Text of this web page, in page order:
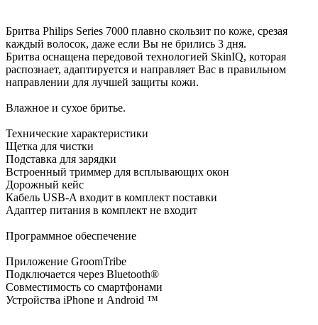
Бритва Philips Series 7000 плавно скользит по коже, срезая
каждый волосок, даже если Вы не брились 3 дня.
Бритва оснащена передовой технологией SkinIQ, которая
распознает, адаптируется и направляет Вас в правильном
направлении для лучшей защиты кожи.
Влажное и сухое бритье.
Технические характеристики
Щетка для чистки
Подставка для зарядки
Встроенный триммер для всплывающих окон
Дорожный кейс
Кабель USB-A входит в комплект поставки
Адаптер питания в комплект не входит
Программное обеспечение
Приложение GroomTribe
Подключается через Bluetooth®
Совместимость со смартфонами
Устройства iPhone и Android ™